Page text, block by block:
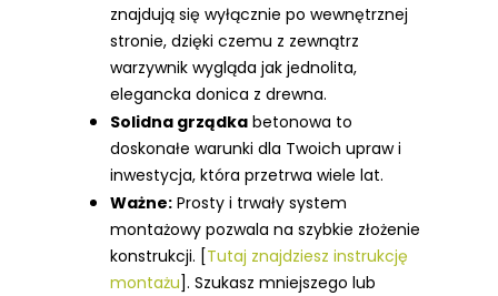
znajdują się wyłącznie po wewnętrznej
stronie, dzięki czemu z zewnątrz
warzywnik wygląda jak jednolita,
elegancka donica z drewna.
Solidna grządka betonowa to
doskonałe warunki dla Twoich upraw i
inwestycja, która przetrwa wiele lat.
Ważne: Prosty i trwały system
montażowy pozwala na szybkie złożenie
konstrukcji. [Tutaj znajdziesz instrukcję
montażu]. Szukasz mniejszego lub